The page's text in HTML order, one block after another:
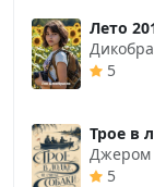
Лето
5
Трое в
5